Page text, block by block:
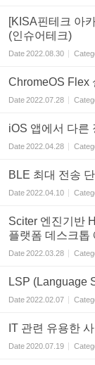
[KISA핀테크 아
(인슈어테크)
Date2022.08.30
ChromeOS Flex
Date2022.07.28
iOS 앱에서 다른
Date2022.04.28
BLE 최대 전송
Date2022.04.10
Sciter 엔진기반
플랫폼 데스크톱
Date2022.03.28
LSP (Language
Date2022.02.07
IT 관련 유용한
Date2020.07.19